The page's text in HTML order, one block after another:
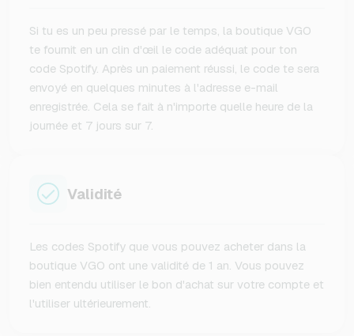
Si tu es un peu pressé par le temps, la boutique VGO
te fournit en un clin d'œil le code adéquat pour ton
code Spotify. Après un paiement réussi, le code te sera
envoyé en quelques minutes à l'adresse e-mail
enregistrée. Cela se fait à n'importe quelle heure de la
journée et 7 jours sur 7.
Validité
Les codes Spotify que vous pouvez acheter dans la
boutique VGO ont une validité de 1 an. Vous pouvez
bien entendu utiliser le bon d'achat sur votre compte et
l'utiliser ultérieurement.